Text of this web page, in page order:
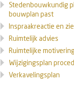
Stedenbouwkundig
bouwplan past
Inspraakreactie en
Ruimtelijk advies
Ruimtelijke
Wijzigingsplan
Verkavelingsplan